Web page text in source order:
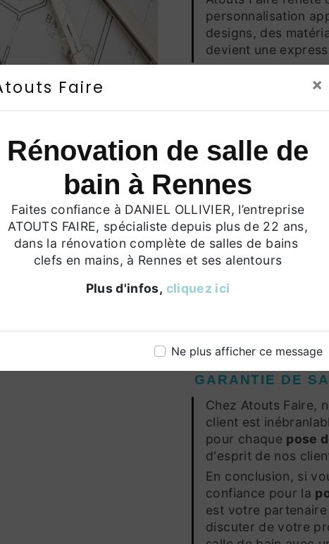
Faire ×
Rénovation de salle de
bain à Rennes
Faites confiance à DANIEL OLLIVIER, l’entreprise
ATOUTS FAIRE, spécialiste depuis plus de 22 ans,
dans la rénovation complète de salles de bains
clefs en mains, à Rennes et ses alentours
Plus d'infos, cliquez ici
Ne plus afficher ce message
personnalisation
designs, des
devient une
RESPECT DES
SÉCURITÉ
de plomberie et les
notre équipe
vigueur,
règlements.
Rénovation de
Sanitaire
En plus de la pose
services complets
pouvons
nouveaux
modernisée et
GARANTIE DE
Chez Atouts Faire,
client est
pour chaque pose
d'esprit de nos
En conclusion, si
confiance pour la
est votre
discuter de votre